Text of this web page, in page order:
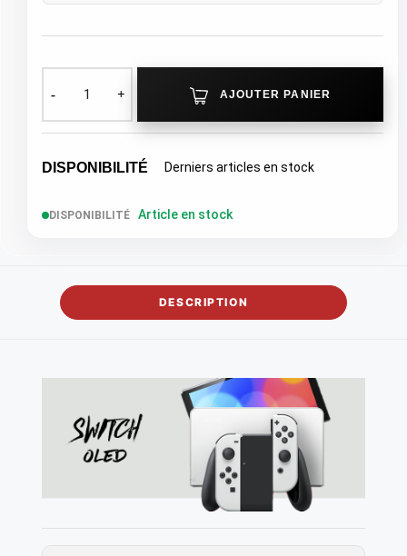
AJOUTER PANIER
DISPONIBILITÉ Derniers articles en stock
DISPONIBILITÉ Article en stock
DESCRIPTION